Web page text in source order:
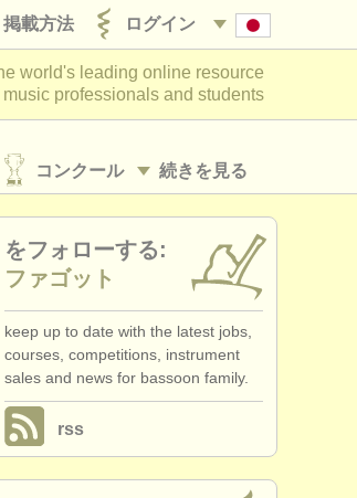
ログイン
掲載方法
world's leading online resource
professionals and students
続きを見る
コンクール
をフォローする:
ファゴット
keep up to date with the latest jobs,
courses, competitions, instrument
sales and news for bassoon family.
rss